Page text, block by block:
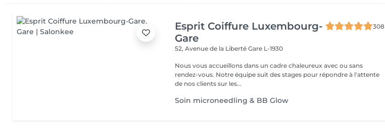
Esprit Coiffure Luxembourg-
Gare
308
52, Avenue de la LibertéGare L-1930
Nous vous accueillons dans un cadre chaleureux avec ou sans
rendez-vous. Notre équipe suit des stages pour répondre à l'attente
de nos clients sur les...
Soin microneedling & BB Glow